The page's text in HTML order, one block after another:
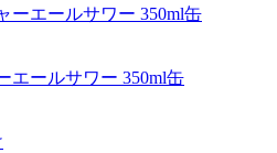
エールサワー 350ml缶